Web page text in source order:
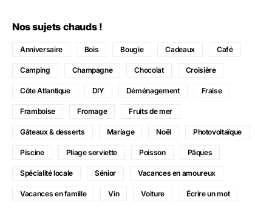
Nos sujets chauds !
Anniversaire Bois Bougie Cadeaux Café
Camping Champagne Chocolat Croisière
Côte Atlantique DIY Déménagement Fraise
Framboise Fromage Fruits de mer
Gâteaux & desserts Mariage Noël Photovoltaïque
Piscine Pliage serviette Poisson Pâques
Spécialité locale Sénior Vacances en amoureux
Vacances en famille Vin Voiture Écrire un mot